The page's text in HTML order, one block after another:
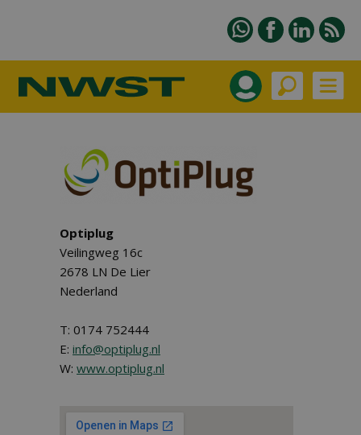
Optiplug
Veilingweg 16c
2678 LN De Lier
Nederland
T: 0174 752444
E: info@optiplug.nl
W: www.optiplug.nl